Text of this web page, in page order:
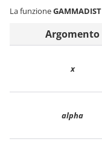
La funzioneGAMMADIST
Argomento
x
alpha